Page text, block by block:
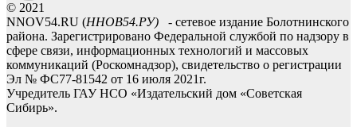
© 2021
NNOV54.RU (ННОВ54.РУ) - сетевое издание Болотнинского
района. Зарегистрировано Федеральной службой по надзору в
сфере связи, информационных технологий и массовых
коммуникаций (Роскомнадзор), свидетельство о регистрации
Эл № ФС77-81542 от 16 июля 2021г.
Учредитель ГАУ НСО «Издательский дом «Советская
Сибирь».